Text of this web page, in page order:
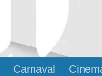
Carnaval